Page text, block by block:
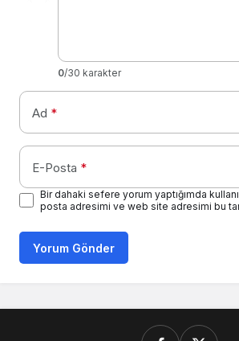
0/30 karakter
Ad *
E-Posta *
Bir dahaki sefere yorum yaptığımda
posta adresimi ve web site adresimi bu
Yorum Gönder